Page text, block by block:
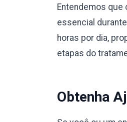
Entendemos
essencial
horas por dia,
etapas do
Obtenha